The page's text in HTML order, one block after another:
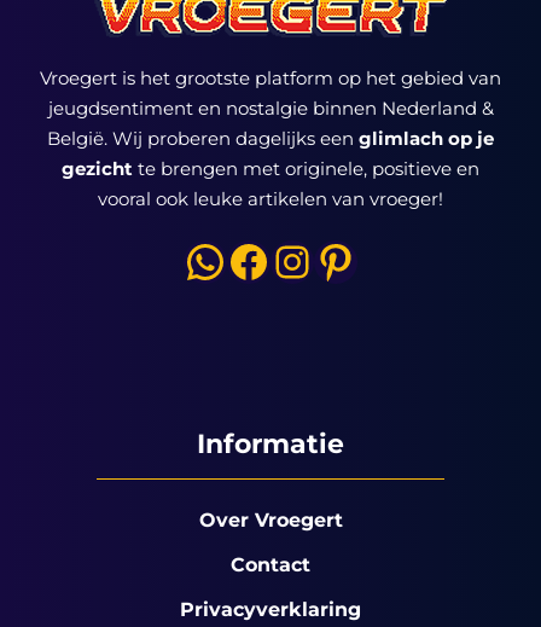
Vroegert is het grootste platform op het gebied van
jeugdsentiment en nostalgie binnen Nederland &
België. Wij proberen dagelijks een glimlach op je
gezicht te brengen met originele, positieve en
vooral ook leuke artikelen van vroeger!
WhatsApp
Facebook
Instagram
Pinterest
Informatie
Over Vroegert
Contact
Privacyverklaring